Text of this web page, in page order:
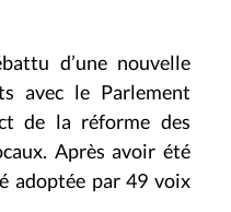
d’une nouvelle
avec le Parlement
de la réforme des
Après avoir été
adoptée par 49 voix